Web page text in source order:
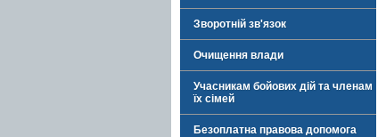
Зворотній зв'язок
Очищення влади
Учасникам бойових дій та членам
їх сімей
Безоплатна правова допомога